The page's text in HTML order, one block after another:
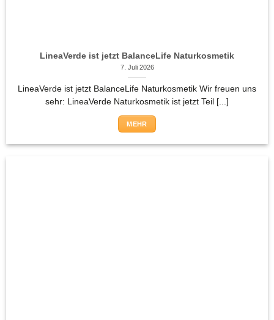
LineaVerde ist jetzt BalanceLife Naturkosmetik
7. Juli 2026
LineaVerde ist jetzt BalanceLife Naturkosmetik Wir freuen uns
sehr: LineaVerde Naturkosmetik ist jetzt Teil [...]
MEHR